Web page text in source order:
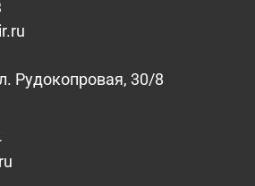
Рудокопровая, 30/8